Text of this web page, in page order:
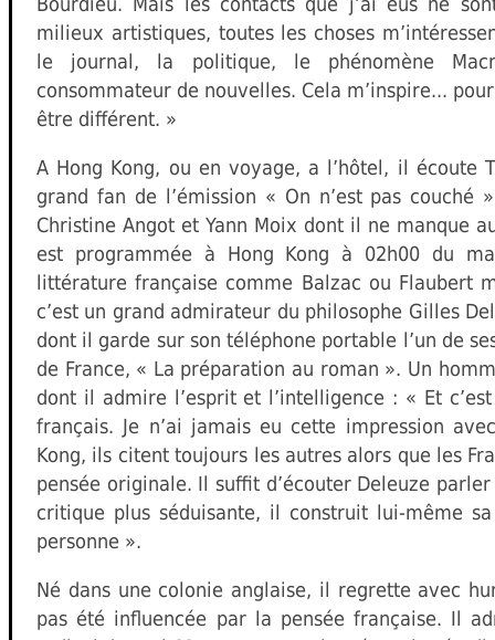
milieux artistiques, toutes les choses
le journal, la politique, le phénomène
consommateur de nouvelles. Cela m’inspire...
être différent. »
A Hong Kong, ou en voyage, a l’hôtel, il écoute
grand fan de l’émission « On n’est pas couché
Christine Angot et Yann Moix dont il ne manque
est programmée à Hong Kong à 02h00 du
littérature française comme Balzac ou Flaubert
c’est un grand admirateur du philosophe Gilles
dont il garde sur son téléphone portable l’un de
de France, « La préparation au roman ». Un
dont il admire l’esprit et l’intelligence : « Et
français. Je n’ai jamais eu cette impression
Kong, ils citent toujours les autres alors que les
pensée originale. Il suffit d’écouter Deleuze
critique plus séduisante, il construit lui-même
personne ».
Né dans une colonie anglaise, il regrette avec
pas été influencée par la pensée française. Il